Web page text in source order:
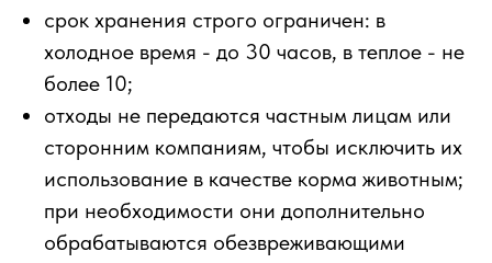
срок хранения строго ограничен: в
холодное время - до 30 часов, в теплое - не
более 10;
отходы не передаются частным лицам или
сторонним компаниям, чтобы исключить их
использование в качестве корма животным;
при необходимости они дополнительно
обрабатываются обезвреживающими